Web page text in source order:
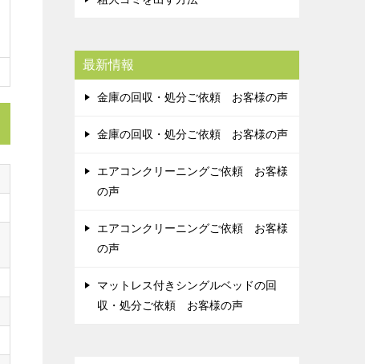
最新情報
金庫の回収・処分ご依頼 お客様の声
金庫の回収・処分ご依頼 お客様の声
エアコンクリーニングご依頼 お客様
の声
エアコンクリーニングご依頼 お客様
の声
マットレス付きシングルベッドの回
収・処分ご依頼 お客様の声